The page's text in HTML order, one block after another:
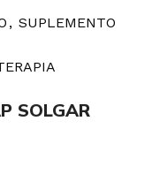
, SUPLEMENTO
SOLGAR